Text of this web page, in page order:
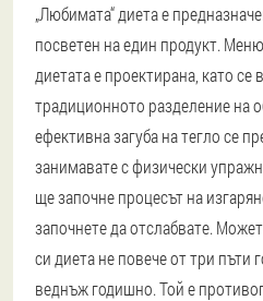
„Любимата“ диета е
посветен на един продукт.
диетата е проектирана, като се
традиционното разделение на
ефективна загуба на тегло се
занимавате с физически
ще започне процесът на
започнете да отслабвате.
си диета не повече от три пъти
веднъж годишно. Той е